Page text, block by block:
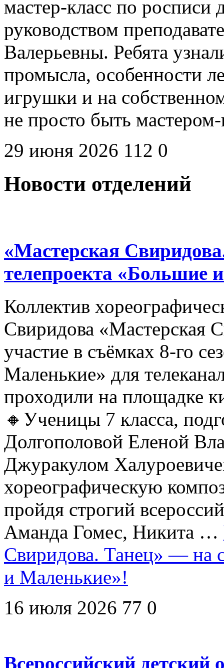
мастер-класс по
руководством
Валерьевны. Ребята
промысла, особенности
игрушки и на
не просто быть
29 июня 2026 112 0
Новости отделений
«Мастерская
телепроекта «Большие
Коллектив
Свиридова «Мастерская
участие в съёмках 8-го
Маленькие» для
проходили на площадке
🔸Ученицы 7 класса,
Долгополовой Еленой
Джуракулом
хореографическую
пройдя строгий
Аманда Гомес, Никита …
Свиридова. Танец» — на
и Маленькие»!
16 июля 2026 77 0
Всероссийский